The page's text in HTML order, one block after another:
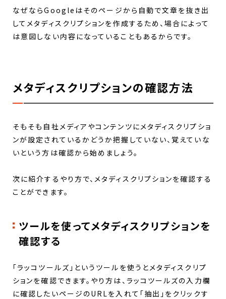
なぜならGoogleはそのページから自動で文章を抜き出
してメタディスクリプションを作成するため、場合によって
は意図しない内容になっていることもあるからです。
メタディスクリプションの確認方法
そもそも自社メディアやコンテンツにメタディスクリプショ
ンが設定されているかどうか把握していない、覚えていな
いという方は確認から始めましょう。
次に紹介するやり方で、メタディスクリプションを確認する
ことができます。
ツールを使ってメタディスクリプションを
確認する
「ラッコツールズ」というツールを使うとメタディスクリプ
ションを確認できます。やり方は、ラッコツールズの入力欄
に確認したいページのURLを入れて「抽出」をクリックす